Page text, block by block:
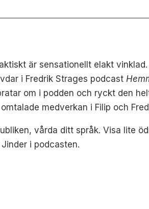
är sensationellt elakt
i Fredrik Strages podcast
om i podden och ryckt den
medverkan i Filip och
vårda ditt språk. Visa lite
i podcasten.